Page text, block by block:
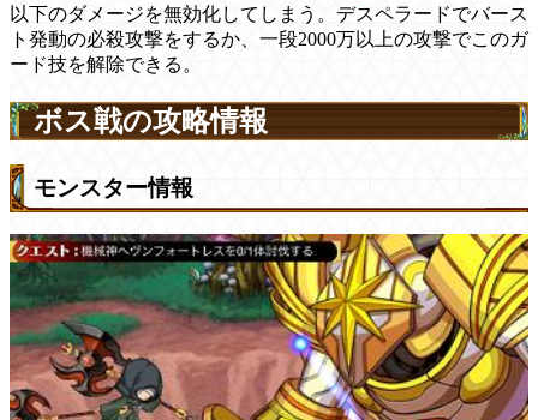
以下のダメージを無効化してしまう。デスペラードでバース
ト発動の必殺攻撃をするか、一段2000万以上の攻撃でこのガ
ード技を解除できる。
ボス戦の攻略情報
モンスター情報